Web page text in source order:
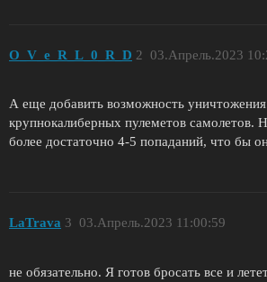
O_V_e_R_L_0_R_D 03.Апрель.2023
2
А еще добавить возможность уничтожения
крупнокалиберных пулеметов самолетов.
более достаточно 4-5 попаданий, что бы
LaTrava 03.Апрель.2023 11:00:59
3
не обязательно. Я готов бросать все и